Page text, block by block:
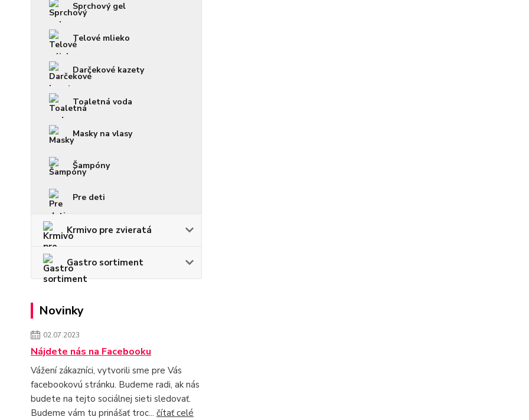
Sprchový gel
Telové mlieko
Darčekové kazety
Toaletná voda
Masky na vlasy
Šampóny
Pre deti
Krmivo pre zvieratá
Gastro sortiment
Novinky
02.07.2023
Nájdete nás na Facebooku
Vážení zákazníci, vytvorili sme pre Vás
facebookovú stránku. Budeme radi, ak nás
budete na tejto sociálnej sieti sledovať.
Budeme vám tu prinášať troc... čítať celé